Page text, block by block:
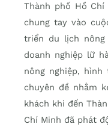
Thành phố Hồ
chung tay vào
triển du lịch nông
doanh nghiệp lữ
nông nghiệp,
chuyên đề nhằm
khách khi đến
Chí Minh đã phát